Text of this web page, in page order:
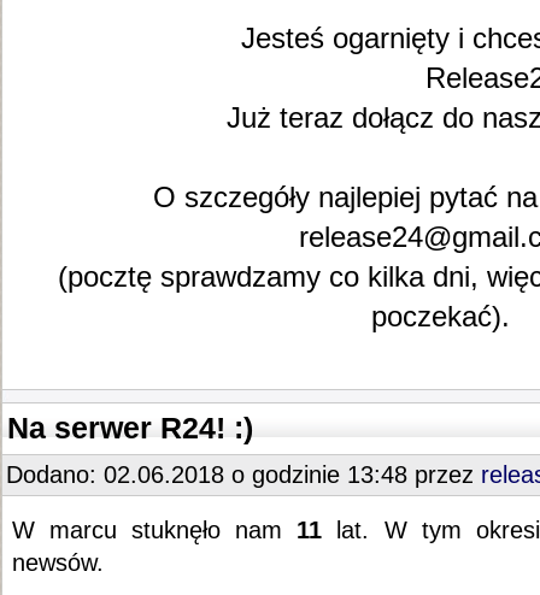
Jesteś ogarnięty i
Już teraz dołącz do
O szczegóły najlepiej pytać
(pocztę sprawdzamy co kilka dni,
poczekać).
Na serwer R24! :)
Dodano: 02.06.2018 o godzinie 13:48 przez
W marcu stuknęło nam 11
lat. W tym
newsów.